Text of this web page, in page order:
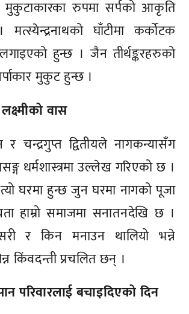
मुकुटाकारका रुपमा सर्पको आकृति
घाँटीमा कर्कोटक
हुन्छ । जैन तीर्थङ्करहरुको
मुकुट हुन्छ ।
वास
र चन्द्रगुप्त द्वितीयले नागकन्यासँग
धर्मशास्त्रमा उल्लेख गरिएको छ ।
घरमा हुन्छ जुन घरमा नागको पूजा
हाम्रो समाजमा सनातनदेखि छ ।
र किन मनाउन थालियो भन्ने
किंवदन्ती प्रचलित छन् ।
परिवारलाई बचाइदिएको दिन